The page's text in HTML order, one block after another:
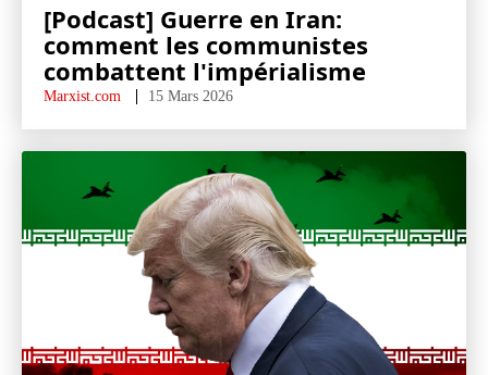
[Podcast] Guerre en Iran:
comment les communistes
combattent l'impérialisme
Marxist.com 15 Mars 2026